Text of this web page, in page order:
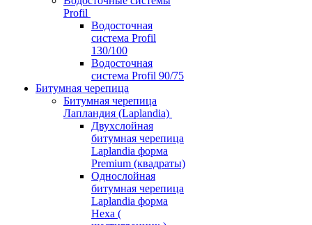
Profil
Водосточная
система Profil
130/100
Водосточная
система Profil 90/75
Битумная черепица
Битумная черепица
Лапландия (Laplandia)
Двухслойная
битумная черепица
Laplandia форма
Premium (квадраты)
Однослойная
битумная черепица
Laplandia форма
Hexa (